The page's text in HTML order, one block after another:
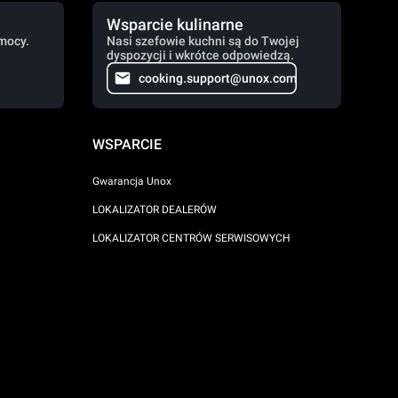
Wsparcie kulinarne
Nasi szefowie kuchni są do Twojej
dyspozycji i wkrótce odpowiedzą.
cooking.support@unox.com
WSPARCIE
Gwarancja Unox
LOKALIZATOR DEALERÓW
LOKALIZATOR CENTRÓW SERWISOWYCH